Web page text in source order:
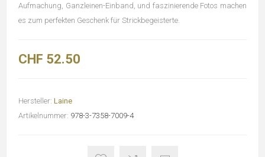
Aufmachung, Ganzleinen-Einband, und faszinierende Fotos machen
es zum perfekten Geschenk für Strickbegeisterte.
CHF 52.50
Hersteller: Laine
Artikelnummer: 978-3-7358-7009-4